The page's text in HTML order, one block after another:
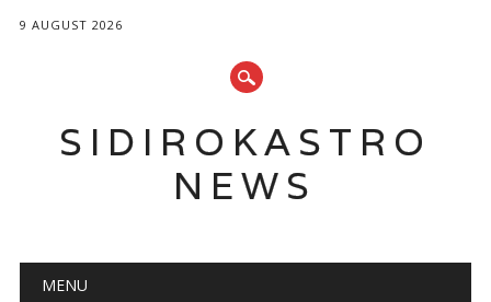
9 AUGUST 2026
SIDIROKASTRO
NEWS
Main menu
MENU